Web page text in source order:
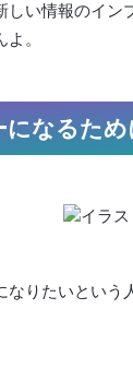
しい情報のイン
。
なるた
りたいという